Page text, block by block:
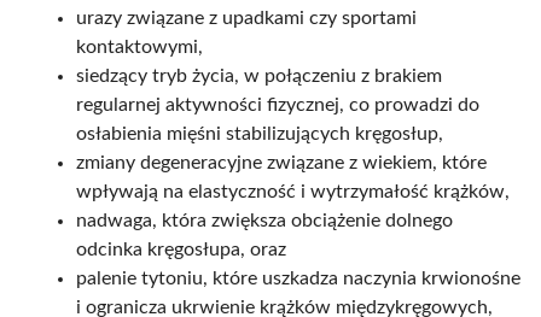
urazy związane z upadkami czy sportami
kontaktowymi,
siedzący tryb życia, w połączeniu z brakiem
regularnej aktywności fizycznej, co prowadzi do
osłabienia mięśni stabilizujących kręgosłup,
zmiany degeneracyjne związane z wiekiem, które
wpływają na elastyczność i wytrzymałość krążków,
nadwaga, która zwiększa obciążenie dolnego
odcinka kręgosłupa, oraz
palenie tytoniu, które uszkadza naczynia krwionośne
i ogranicza ukrwienie krążków międzykręgowych,